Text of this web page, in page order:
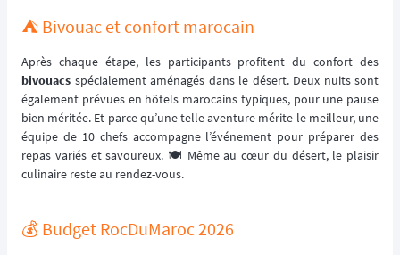
⛺ Bivouac et confort marocain
Après chaque étape, les participants profitent du confort des
bivouacs spécialement aménagés dans le désert. Deux nuits sont
également prévues en hôtels marocains typiques, pour une pause
bien méritée. Et parce qu’une telle aventure mérite le meilleur, une
équipe de 10 chefs accompagne l’événement pour préparer des
repas variés et savoureux. 🍽️ Même au cœur du désert, le plaisir
culinaire reste au rendez-vous.
💰️ Budget RocDuMaroc 2026